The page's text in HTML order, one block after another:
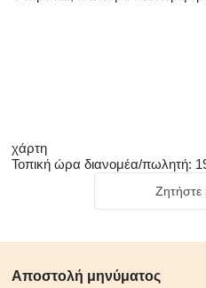
χάρτη
Τοπική ώρα διανομέα/πωλητή:
Ζητήστε
Αποστολή μηνύματος